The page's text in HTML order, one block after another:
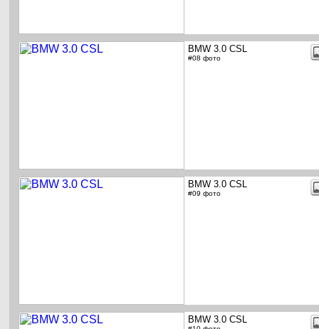
BMW 3.0 CSL
#08 фото
BMW 3.0 CSL
#09 фото
BMW 3.0 CSL